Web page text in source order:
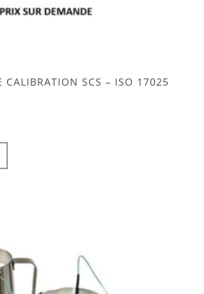
CALIBRATION SCS – ISO 17025